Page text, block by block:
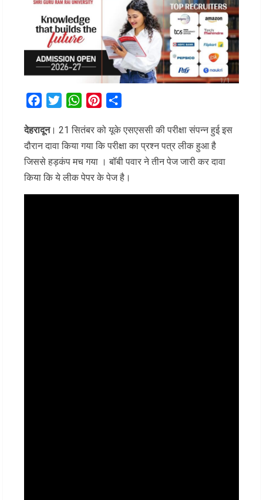
FacebookTwitterWhatsAppPinterest
देहरादून। 21 सितंबर को यूके एसएससी की परीक्षा संपन्न हुई इस
दौरान दावा किया गया कि परीक्षा का प्रश्न पत्र लीक हुआ है
जिससे हड़कंप मच गया । बॉबी पवार ने तीन पेज जारी कर दावा
किया कि ये लीक पेपर के पेज है।